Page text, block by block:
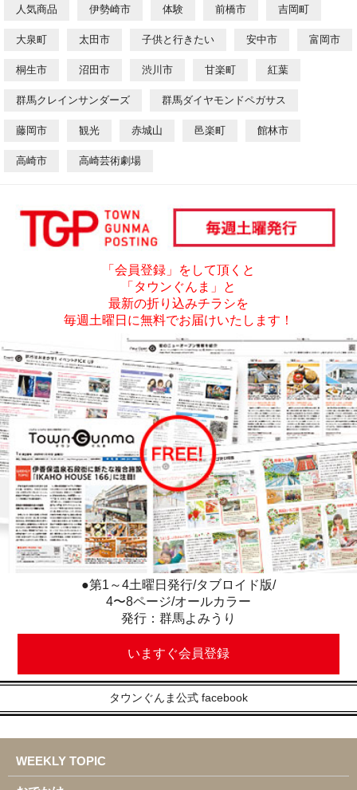
人気商品 伊勢崎市 体験 前橋市 吉岡町
大泉町 太田市 子供と行きたい 安中市 富岡市
桐生市 沼田市 渋川市 甘楽町 紅葉
群馬クレインサンダーズ 群馬ダイヤモンドペガサス
藤岡市 観光 赤城山 邑楽町 館林市
高崎市 高崎芸術劇場
「会員登録」をして頂くと
「タウンぐんま」と
最新の折り込みチラシを
毎週土曜日に無料でお届けいたします！
●第1～4土曜日発行/タブロイド版/
4〜8ページ/オールカラー
発行：群馬よみうり
いますぐ会員登録
タウンぐんま公式 facebook
WEEKLY TOPIC